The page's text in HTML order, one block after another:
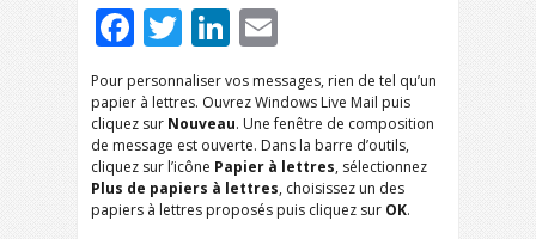
Facebook
TwitterLinkedIn
Pour personnaliser vos messages, rien de tel qu’un
papier à lettres. Ouvrez Windows Live Mail puis
cliquez sur Nouveau. Une fenêtre de composition
de message est ouverte. Dans la barre d’outils,
cliquez sur l’icône Papier à lettres, sélectionnez
Plus de papiers à lettres, choisissez un des
papiers à lettres proposés puis cliquez sur OK.